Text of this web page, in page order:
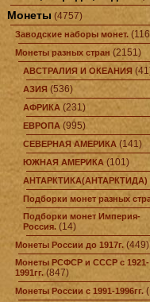
Монеты (4757)
Заводские наборы монет.
Монеты разных стран (2151)
АВСТРАЛИЯ И ОКЕАНИЯ
АЗИЯ (536)
АФРИКА (231)
ЕВРОПА (995)
СЕВЕРНАЯ АМЕРИКА (141)
ЮЖНАЯ АМЕРИКА (101)
АНТАРКТИКА(АНТАРКТИДА)
Подборки монет разных
Подборки монет Империя-
Россия. (14)
Монеты России до 1917г. (449)
Монеты РСФСР и СССР с 1921-
1991гг. (847)
Монеты России с 1991-1996гг.